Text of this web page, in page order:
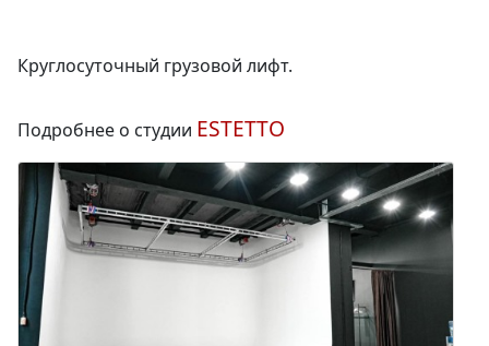
Круглосуточный грузовой лифт.
Подробнее о студии ESTETTO